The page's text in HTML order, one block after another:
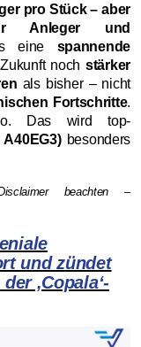
pro Stück – aber
Anleger und
eine spannende
nochstärker
als bisher – nicht
Fortschritte.
Das wird top-
besonders
beachten –
und zündet
‚Copala‘-